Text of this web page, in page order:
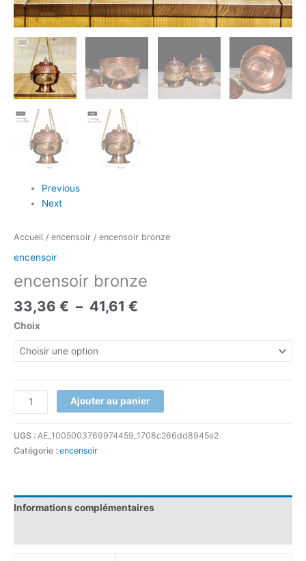
Previous
Next
Accueil / encensoir / encensoir bronze
encensoir
encensoir bronze
33,36 € – 41,61 €
Choix
Ajouter au panier
UGS : AE_1005003769974459_1708c266dd8945e2
Catégorie : encensoir
Informations complémentaires